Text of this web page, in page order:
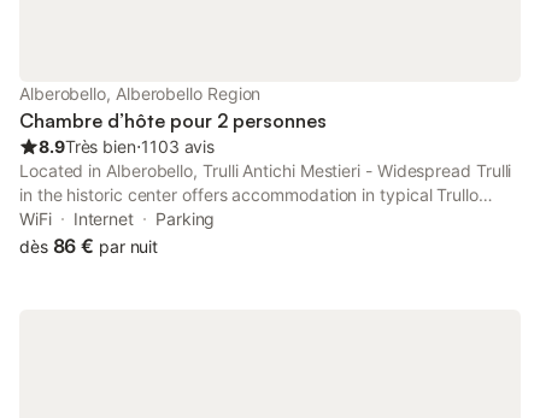
Alberobello, Alberobello Region
Chambre d’hôte pour 2 personnes
8.9Très bien⋅1103 avis
Located in Alberobello, Trulli Antichi Mestieri - Widespread Trulli
in the historic center offers accommodation in typical Trullo
stone huts located in different locations around the town.
WiFi Internet
Parking
dès 86 € par nuit